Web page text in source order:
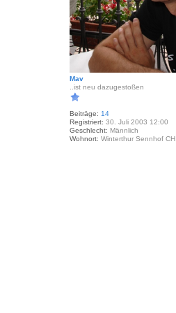
Mav
..ist neu dazugestoßen
Beiträge: 14
Registriert: 30. Juli 2003 12:00
Geschlecht: Männlich
Wohnort: Winterthur Sennhof CH